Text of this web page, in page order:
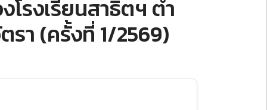
รงเรียนสาธิตฯ ตํา
รา (ครั้งที่ 1/2569)